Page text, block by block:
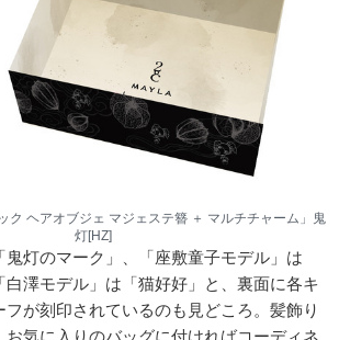
ク ヘアオブジェ マジェステ簪 ＋ マルチチャーム」鬼
灯[HZ]
鬼灯のマーク」、「座敷童子モデル」は
白澤モデル」は「猫好好」と、裏面に各キ
フが刻印されているのも見どころ。髪飾り